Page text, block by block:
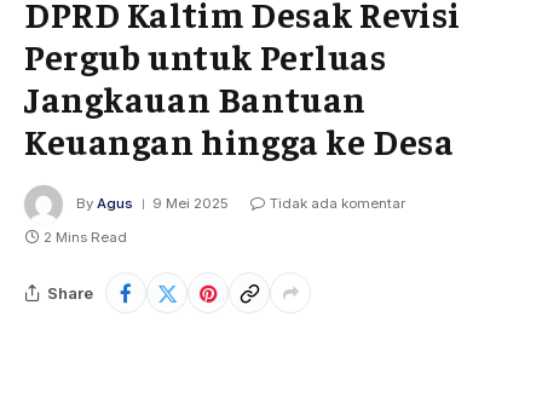
DPRD Kaltim Desak Revisi
Pergub untuk Perluas
Jangkauan Bantuan
Keuangan hingga ke Desa
By Agus 9 Mei 2025
Tidak ada komentar
2 Mins Read
Share